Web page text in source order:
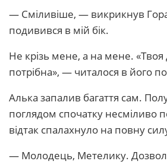
— Сміливіше, — викрикнув
подивився в мій бік.
Не крізь мене, а на мене.
потрібна», — читалося в його
Алька запалив багаття сам.
поглядом спочатку несміливо
відтак спалахнуло на повну
— Молодець, Метелику.